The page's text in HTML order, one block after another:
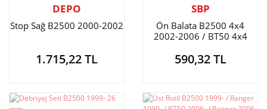
DEPO
Stop Sağ B2500 2000-2002
1.715,22 TL
SBP
Ön Balata B2500 4x4
2002-2006 / BT50 4x4
2.5 4x4 2006-
590,32 TL